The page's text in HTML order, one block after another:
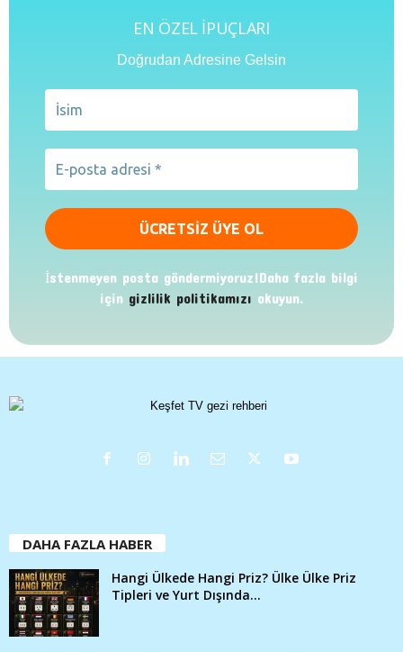
EN ÖZEL İPUÇLARI
Doğrudan Adresine Gelsin
İstenmeyen posta göndermiyoruz!Daha fazla bilgi
için gizlilik politikamızı okuyun.
DAHA FAZLA HABER
Hangi Ülkede Hangi Priz? Ülke Ülke Priz
Tipleri ve Yurt Dışında...